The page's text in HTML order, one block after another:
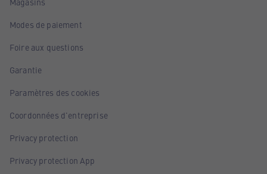
Modes de paiement
Foire aux questions
Garantie
Paramètres des cookies
Coordonnées d'entreprise
Privacy protection
Privacy protection App